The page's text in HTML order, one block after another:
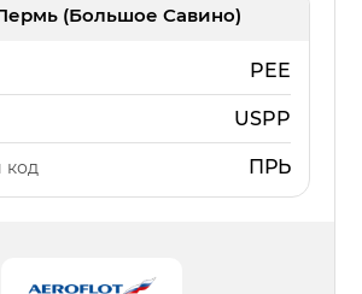
(Большое Савино)
PEE
USPP
код ПРЬ